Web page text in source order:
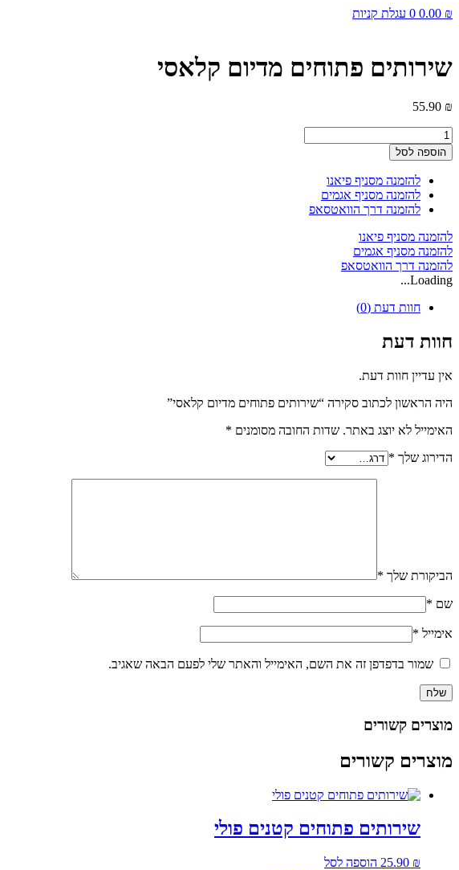
0.00 ₪
0 עגלת קניות
שירותים פתוחים מדיום קלאסי
55.90 ₪
כמות
של
שירותים
פתוחים
מדיום
קלאסי
הוספה לסל
להזמנה מסניף פיאנו
להזמנה מסניף אגמים
להזמנה דרך הוואטסאפ
להזמנה מסניף פיאנו
להזמנה מסניף אגמים
להזמנה דרך הוואטסאפ
Loading...
חוות דעת (0)
חוות דעת
אין עדיין חוות דעת.
היה הראשון לכתוב סקירה “שירותים פתוחים מדיום קלאסי”
האימייל לא יוצג באתר. שדות החובה מסומנים *
הדירוג שלך *
הביקורת שלך *
שם *
אימייל *
שמור בדפדפן זה את השם, האימייל והאתר שלי לפעם הבאה שאגיב.
מוצרים קשורים
מוצרים קשורים
שירותים פתוחים קטנים פולי
25.90 ₪ הוספה לסל